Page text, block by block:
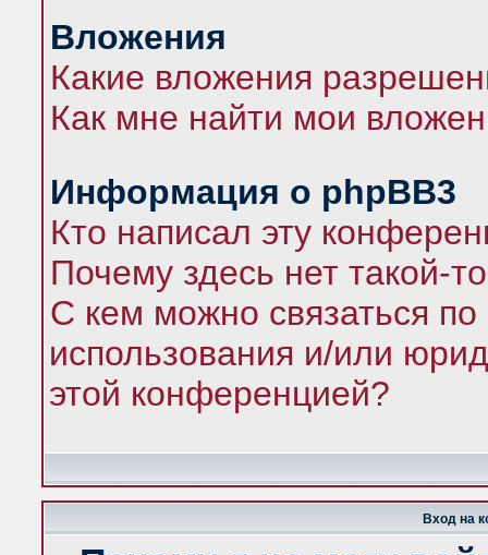
Вложения
Какие вложения
Как мне найти мои
Информация о phpBB3
Кто написал эту
Почему здесь нет такой-
С кем можно связаться по
использования и/или
этой конференцией?
Вход на